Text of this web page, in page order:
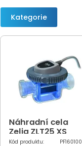
Kategorie
Náhradní cela
Zelia ZLT25 XS
Kód produktu: PF160100